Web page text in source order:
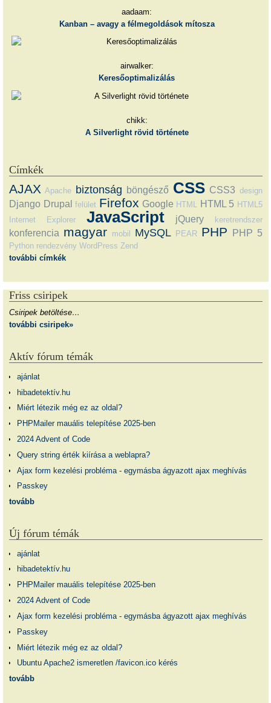
aadaam:
Kanban – avagy a félmegoldások mítosza
airwalker:
Keresőoptimalizálás
chikk:
A Silverlight rövid története
Címkék
AJAX Apache biztonság böngésző CSS CSS3 design
Django Drupal felület Firefox Google HTML HTML 5 HTML5
Internet Explorer
JavaScript jQuery keretrendszer
konferencia magyar mobil MySQL PEAR PHP PHP 5
Python rendezvény WordPress Zend
további címkék
Friss csiripek
Csiripek betöltése…
további csiripek»
Aktív fórum témák
ajánlat
hibadetektív.hu
Miért létezik még ez az oldal?
PHPMailer mauális telepítése 2025-ben
2024 Advent of Code
Query string érték kiírása a weblapra?
Ajax form kezelési probléma - egymásba ágyazott ajax meghívás
Passkey
tovább
Új fórum témák
ajánlat
hibadetektív.hu
PHPMailer mauális telepítése 2025-ben
2024 Advent of Code
Ajax form kezelési probléma - egymásba ágyazott ajax meghívás
Passkey
Miért létezik még ez az oldal?
Ubuntu Apache2 ismeretlen /favicon.ico kérés
tovább